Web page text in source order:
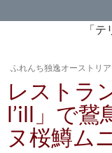
索
ン
ツ
へ
キ
ッ
「
ふれんち独逸オーストリア
レストラ
l’ill」で鵞
ヌ桜鱒ム